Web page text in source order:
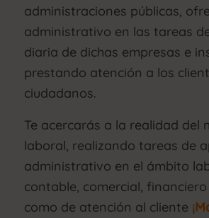
administraciones públicas,
administrativo en las tareas
diaria de dichas empresas e
prestando atención a los
ciudadanos.
Te acercarás a la realidad del
laboral, realizando tareas de
administrativo en el ámbito
contable, comercial,
como de atención al cliente